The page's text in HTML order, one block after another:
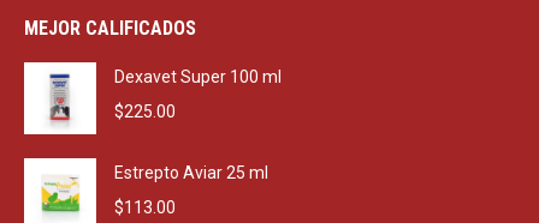
was:
MEJOR CALIFICADOS
Dexavet Super 100 ml
$225.00
Estrepto Aviar 25 ml
$113.00